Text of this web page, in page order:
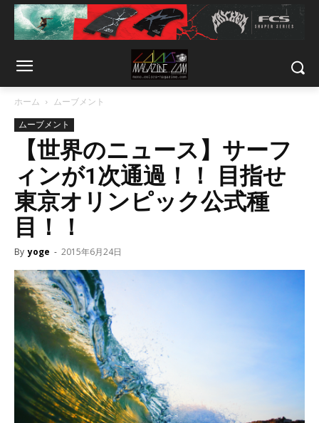
ホーム
ムーブメント
ムーブメント
【世界のニュース】サーフ
ィンが1次通過！！ 目指せ
東京オリンピック公式種
目！！
By yoge - 2015年6月24日